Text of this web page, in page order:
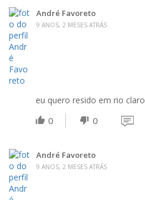
André Favoreto
9 ANOS, 2 MESES ATRÁS
eu quero resido em rio claro
0 0
André Favoreto
9 ANOS, 2 MESES ATRÁS